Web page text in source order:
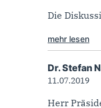
Die
mehr lesen
Dr. Stefan
11.07.2019
Herr